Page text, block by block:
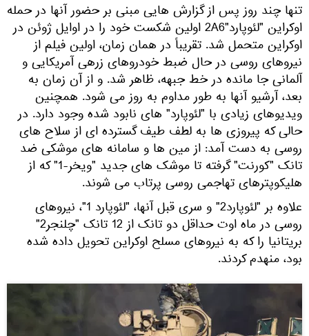
تنها چند روز پس از گزارش هایی مبنی بر حضور آنها در حمله
اوکراین "لئوپارد"2A6 اولین شکست خود را در اوایل ژوئن در
اوکراین متحمل شد. تقریباً در همان زمان، اولین فیلم از
نیروهای روسی در حال ضبط خودروهای زرهی آمریکایی و
آلمانی جا مانده در خط جبهه، ظاهر شد. و از آن زمان به
بعد، آرشیو آنها به طور مداوم به روز می شود. همچنین
ویدیوهای زیادی با "لئوپارد" های نابود شده وجود دارد. در
حالی که پیروزی ها به لطف طیف گسترده ای از سلاح های
روسی به دست آمد: از مین ها و سامانه های موشکی ضد
تانک "کورنت" گرفته تا موشک های جدید "ویخر-1" که از
هلیکوپترهای تهاجمی روسی پرتاب می شوند.
علاوه بر "لئوپارد2" و سری قبل آنها، "لئوپارد 1"، نیروهای
روسی در ماه اوت حداقل دو تانک از 12 تانک "چلنجر2"
بریتانیا را که به نیروهای مسلح اوکراین تحویل داده شده
بود، منهدم کردند.